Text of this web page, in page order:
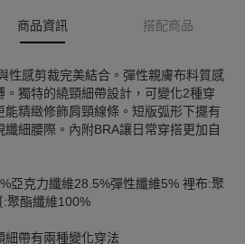
商品資訊 搭配商品
性感剪裁完美結合。彈性親膚布料質感
獨特的繞頸細帶設計，可變化2種穿
精緻修飾肩頸線條。短版弧形下擺有
細腰際。內附BRA讓日常穿搭更加自
亞克力纖維28.5%彈性纖維5% 裡布:聚
聚酯纖維100%
細帶有兩種變化穿法